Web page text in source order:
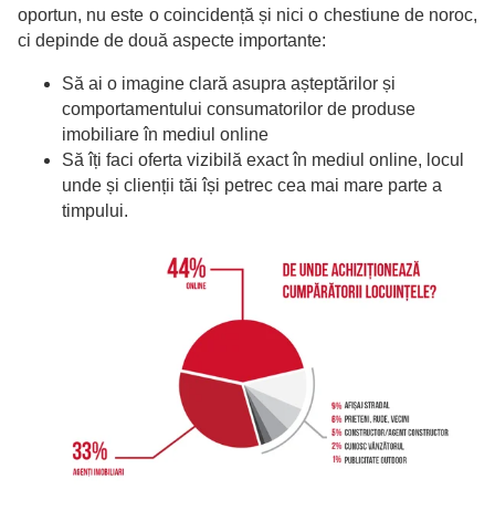
oportun, nu este o coincidență și nici o chestiune de noroc,
ci depinde de două aspecte importante:
Să ai o imagine clară asupra așteptărilor și
comportamentului consumatorilor de produse
imobiliare în mediul online
Să îți faci oferta vizibilă exact în mediul online, locul
unde și clienții tăi își petrec cea mai mare parte a
timpului.